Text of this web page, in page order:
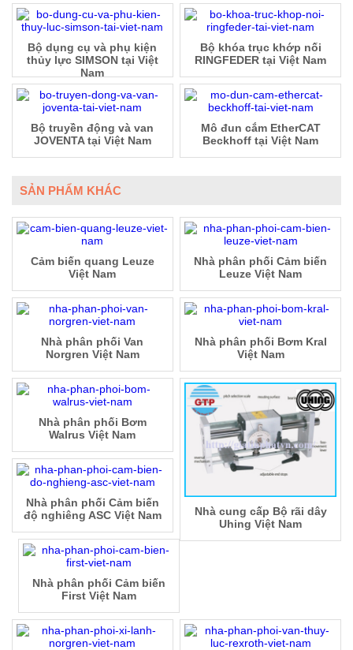
Bộ dụng cụ và phụ kiện
thủy lực SIMSON tại Việt
Nam
Bộ khóa trục khớp nối
RINGFEDER tại Việt Nam
Bộ truyền động và van
JOVENTA tại Việt Nam
Mô đun cắm EtherCAT
Beckhoff tại Việt Nam
SẢN PHẨM KHÁC
Cảm biến quang Leuze
Việt Nam
Nhà phân phối Cảm biến
Leuze Việt Nam
Nhà phân phối Van
Norgren Việt Nam
Nhà phân phối Bơm Kral
Việt Nam
Nhà phân phối Bơm
Walrus Việt Nam
Nhà cung cấp Bộ rãi dây
Uhing Việt Nam
Nhà phân phối Cảm biến
độ nghiêng ASC Việt Nam
Nhà phân phối Cảm biến
First Việt Nam